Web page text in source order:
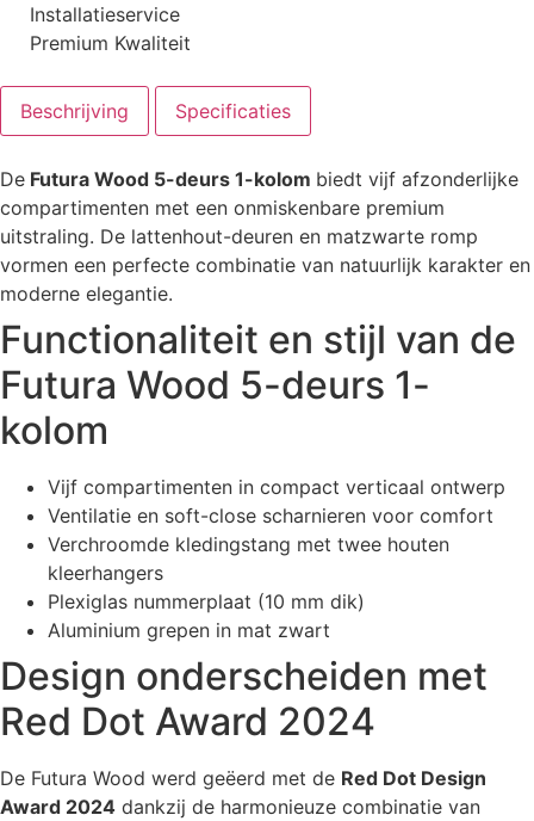
Installatieservice
Premium Kwaliteit
Beschrijving Specificaties
De Futura Wood 5-deurs 1-kolom biedt vijf afzonderlijke
compartimenten met een onmiskenbare premium
uitstraling. De lattenhout-deuren en matzwarte romp
vormen een perfecte combinatie van natuurlijk karakter en
moderne elegantie.
Functionaliteit en stijl van de
Futura Wood 5-deurs 1-
kolom
Vijf compartimenten in compact verticaal ontwerp
Ventilatie en soft-close scharnieren voor comfort
Verchroomde kledingstang met twee houten
kleerhangers
Plexiglas nummerplaat (10 mm dik)
Aluminium grepen in mat zwart
Design onderscheiden met
Red Dot Award 2024
De Futura Wood werd geëerd met de Red Dot Design
Award 2024 dankzij de harmonieuze combinatie van